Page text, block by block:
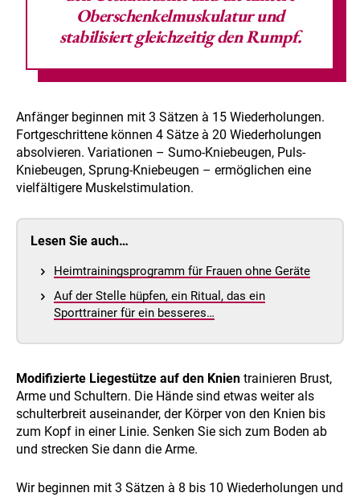
Oberschenkelmuskulatur und
stabilisiert gleichzeitig den Rumpf.
Anfänger beginnen mit 3 Sätzen à 15 Wiederholungen.
Fortgeschrittene können 4 Sätze à 20 Wiederholungen
absolvieren. Variationen – Sumo-Kniebeugen, Puls-
Kniebeugen, Sprung-Kniebeugen – ermöglichen eine
vielfältigere Muskelstimulation.
Lesen Sie auch…
Heimtrainingsprogramm für Frauen ohne Geräte
Auf der Stelle hüpfen, ein Ritual, das ein
Sporttrainer für ein besseres…
Modifizierte Liegestütze auf den Knien trainieren Brust,
Arme und Schultern. Die Hände sind etwas weiter als
schulterbreit auseinander, der Körper von den Knien bis
zum Kopf in einer Linie. Senken Sie sich zum Boden ab
und strecken Sie dann die Arme.
Wir beginnen mit 3 Sätzen à 8 bis 10 Wiederholungen und